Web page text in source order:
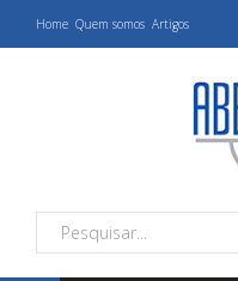
Home Quem somos Artigos